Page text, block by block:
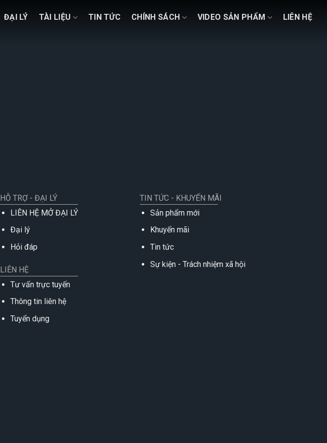
ĐẠI LÝ TÀI LIỆU TIN TỨC CHÍNH SÁCH VIDEO SẢN PHẨM LIÊN HỆ
HỖ TRỢ - ĐẠI LÝ
LIÊN HỆ MỞ ĐẠI LÝ
Đại lý
Hỏi đáp
LIÊN HỆ
Tư vấn trực tuyến
Thông tin liên hệ
Tuyển dụng
TIN TỨC - KHUYẾN MÃI
Sản phẩm mới
Khuyến mãi
Tin tức
Sự kiện - Trách nhiệm xã hội